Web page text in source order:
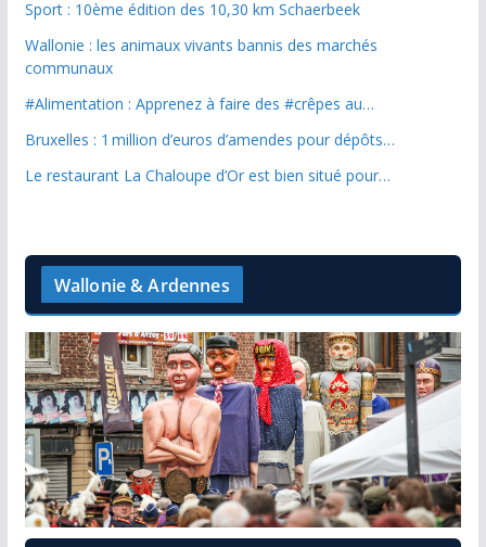
Sport : 10ème édition des 10,30 km Schaerbeek
Wallonie : les animaux vivants bannis des marchés
communaux
#Alimentation : Apprenez à faire des #crêpes au…
Bruxelles : 1 million d’euros d’amendes pour dépôts…
Le restaurant La Chaloupe d’Or est bien situé pour…
Wallonie & Ardennes